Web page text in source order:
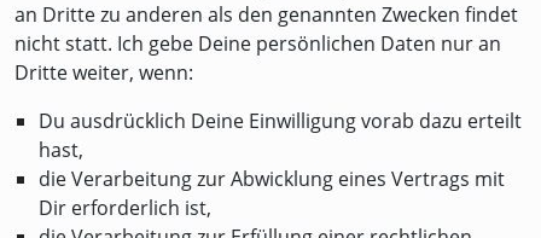
an Dritte zu anderen als den genannten Zwecken findet
nicht statt. Ich gebe Deine persönlichen Daten nur an
Dritte weiter, wenn:
Du ausdrücklich Deine Einwilligung vorab dazu erteilt
hast,
die Verarbeitung zur Abwicklung eines Vertrags mit
Dir erforderlich ist,